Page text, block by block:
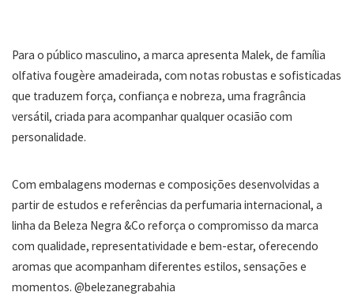
Para o público masculino, a marca apresenta Malek, de família
olfativa fougère amadeirada, com notas robustas e sofisticadas
que traduzem força, confiança e nobreza, uma fragrância
versátil, criada para acompanhar qualquer ocasião com
personalidade.
Com embalagens modernas e composições desenvolvidas a
partir de estudos e referências da perfumaria internacional, a
linha da Beleza Negra &Co reforça o compromisso da marca
com qualidade, representatividade e bem-estar, oferecendo
aromas que acompanham diferentes estilos, sensações e
momentos. @belezanegrabahia